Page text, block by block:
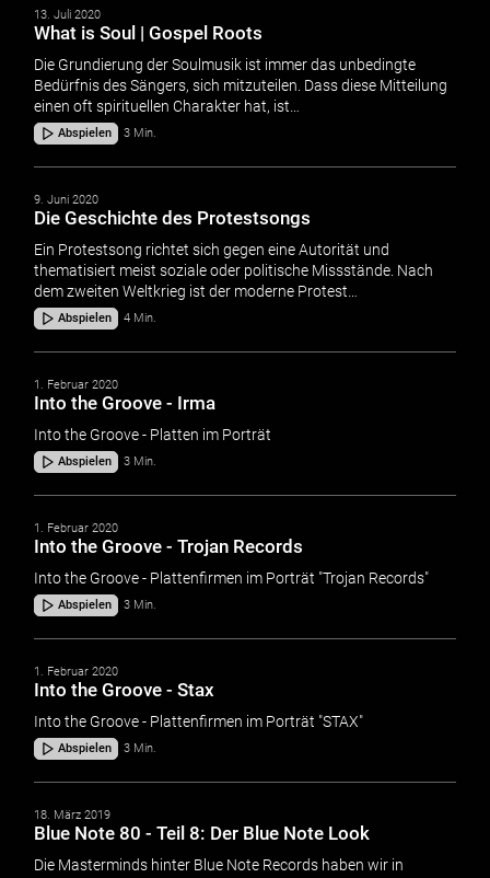
13. Juli 2020
What is Soul | Gospel Roots
Die Grundierung der Soulmusik ist immer das unbedingte
Bedürfnis des Sängers, sich mitzuteilen. Dass diese Mitteilung
einen oft spirituellen Charakter hat, ist…
Abspielen 3 Min.
9. Juni 2020
Die Geschichte des Protestsongs
Ein Protestsong richtet sich gegen eine Autorität und
thematisiert meist soziale oder politische Missstände. Nach
dem zweiten Weltkrieg ist der moderne Protest…
Abspielen 4 Min.
1. Februar 2020
Into the Groove - Irma
Into the Groove - Platten im Porträt
Abspielen 3 Min.
1. Februar 2020
Into the Groove - Trojan Records
Into the Groove - Plattenfirmen im Porträt "Trojan Records"
Abspielen 3 Min.
1. Februar 2020
Into the Groove - Stax
Into the Groove - Plattenfirmen im Porträt "STAX"
Abspielen 3 Min.
18. März 2019
Blue Note 80 - Teil 8: Der Blue Note Look
Die Masterminds hinter Blue Note Records haben wir in